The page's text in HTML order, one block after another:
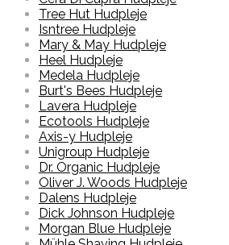
Tree Hut Hudpleje
Isntree Hudpleje
Mary & May Hudpleje
Heel Hudpleje
Medela Hudpleje
Burt's Bees Hudpleje
Lavera Hudpleje
Ecotools Hudpleje
Axis-y Hudpleje
Unigroup Hudpleje
Dr. Organic Hudpleje
Oliver J. Woods Hudpleje
Dalens Hudpleje
Dick Johnson Hudpleje
Morgan Blue Hudpleje